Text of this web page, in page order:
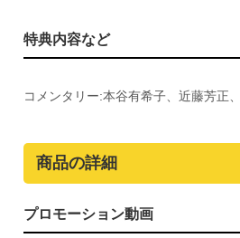
特典内容など
コメンタリー:本谷有希子、近藤芳正
商品の詳細
プロモーション動画